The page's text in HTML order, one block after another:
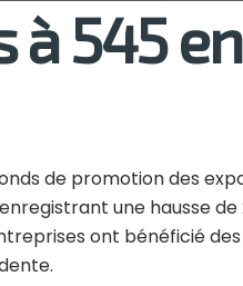
à 545
de promotion des
une hausse
ont bénéficié